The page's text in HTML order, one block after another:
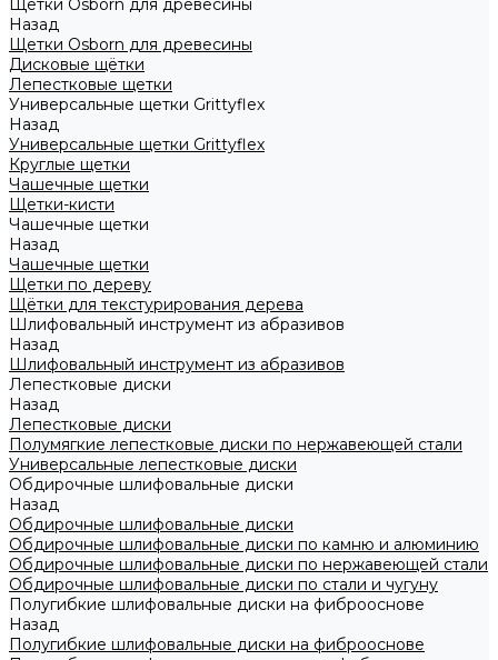
Щетки Osborn для древесины
Назад
Щетки Osborn для древесины
Дисковые щётки
Лепестковые щетки
Универсальные щетки Grittyflex
Назад
Универсальные щетки Grittyflex
Круглые щетки
Чашечные щетки
Щетки-кисти
Чашечные щетки
Назад
Чашечные щетки
Щетки по дереву
Щётки для текстурирования дерева
Шлифовальный инструмент из абразивов
Назад
Шлифовальный инструмент из абразивов
Лепестковые диски
Назад
Лепестковые диски
Полумягкие лепестковые диски по нержавеющей стали
Универсальные лепестковые диски
Обдирочные шлифовальные диски
Назад
Обдирочные шлифовальные диски
Обдирочные шлифовальные диски по камню и алюминию
Обдирочные шлифовальные диски по нержавеющей стали
Обдирочные шлифовальные диски по стали и чугуну
Полугибкие шлифовальные диски на фиброоснове
Назад
Полугибкие шлифовальные диски на фиброоснове